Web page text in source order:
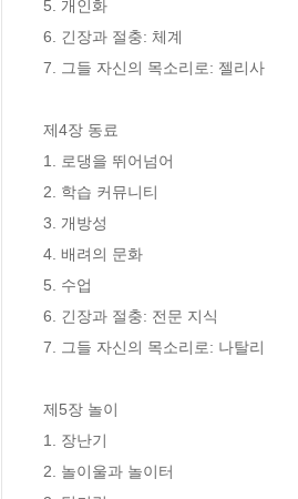
5. 개인화
6. 긴장과 절충: 체계
7. 그들 자신의 목소리로: 젤리사
제4장 동료
1. 로댕을 뛰어넘어
2. 학습 커뮤니티
3. 개방성
4. 배려의 문화
5. 수업
6. 긴장과 절충: 전문 지식
7. 그들 자신의 목소리로: 나탈리
제5장 놀이
1. 장난기
2. 놀이울과 놀이터